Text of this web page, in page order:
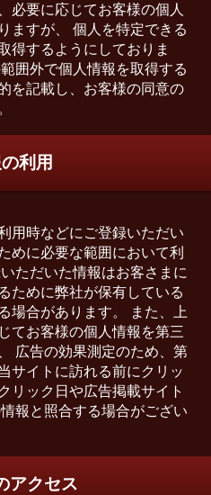
必要に応じてお客様の個人
ますが、 個人を特定できる
得するようにしておりま
囲外で個人情報を取得する
を記載し、お客様の同意の
利用
用時などにご登録いただい
めに必要な範囲において利
ただいた情報はお客さまに
ために弊社が保有している
場合があります。 また、上
てお客様の個人情報を第三
広告の効果測定のため、第
サイトに訪れる前にクリッ
リック日や広告掲載サイト
報と照合する場合がござい
アクセス